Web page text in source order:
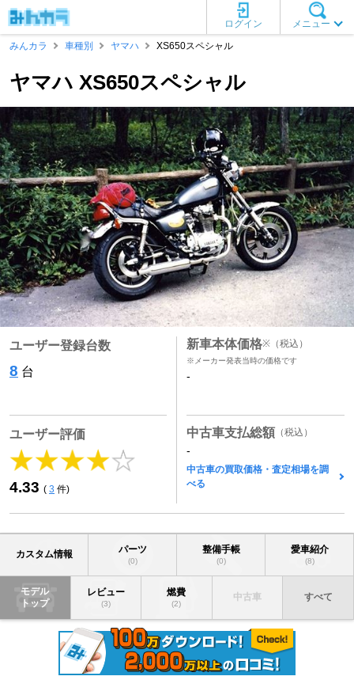
メニュー
ログイン
みんカラ
車種別 ヤマハ XS650スペシャル
ヤマハ XS650スペシャル
ユーザー登録台数
8 台
ユーザー評価
4.33 ( 3 件)
新車本体価格※ （税込）
※メーカー発表当時の価格です
-
中古車支払総額 （税込）
-
中古車の買取価格・査定相場を調
べる
カスタム情報 パーツ
(0)
整備手帳
(0)
愛車紹介
(8)
モデル
トップ
レビュー
(3)
燃費
(2)
中古車 すべて